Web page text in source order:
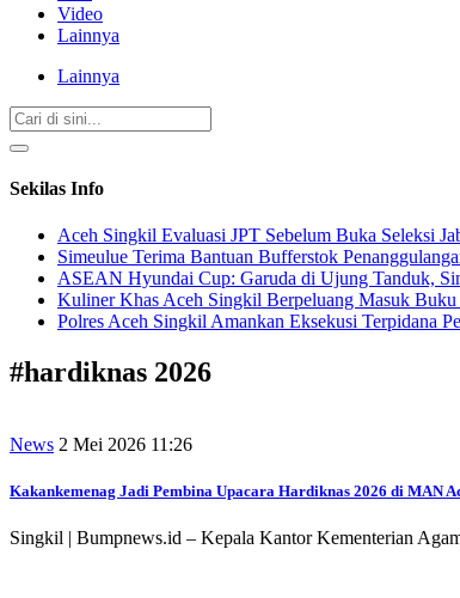
Video
Lainnya
Lainnya
Sekilas Info
Aceh Singkil Evaluasi JPT Sebelum Buka Seleksi
Simeulue Terima Bantuan Bufferstok
ASEAN Hyundai Cup: Garuda di Ujung Tanduk,
Kuliner Khas Aceh Singkil Berpeluang Masuk Buku
Polres Aceh Singkil Amankan Eksekusi Terpidana
#hardiknas 2026
News 2 Mei 2026 11:26
Kakankemenag Jadi Pembina Upacara Hardiknas 2026 di MAN
Singkil | Bumpnews.id – Kepala Kantor Kementerian